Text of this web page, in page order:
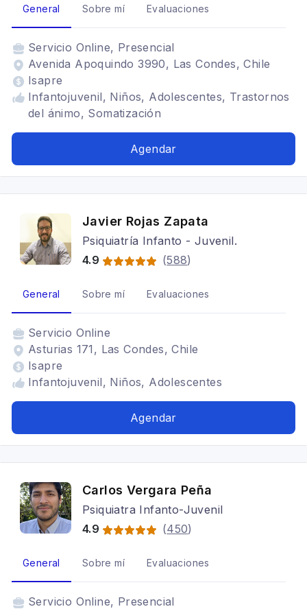
General Sobre mí Evaluaciones
Servicio Online, Presencial
Avenida Apoquindo 3990, Las Condes, Chile
Isapre
Infantojuvenil, Niños, Adolescentes, Trastornos
del ánimo, Somatización
Agendar
Javier Rojas Zapata
Psiquiatría Infanto - Juvenil.
4.9
(588)
General Sobre mí Evaluaciones
Servicio Online
Asturias 171, Las Condes, Chile
Isapre
Infantojuvenil, Niños, Adolescentes
Agendar
Carlos Vergara Peña
Psiquiatra Infanto-Juvenil
4.9
(450)
General Sobre mí Evaluaciones
Servicio Online, Presencial